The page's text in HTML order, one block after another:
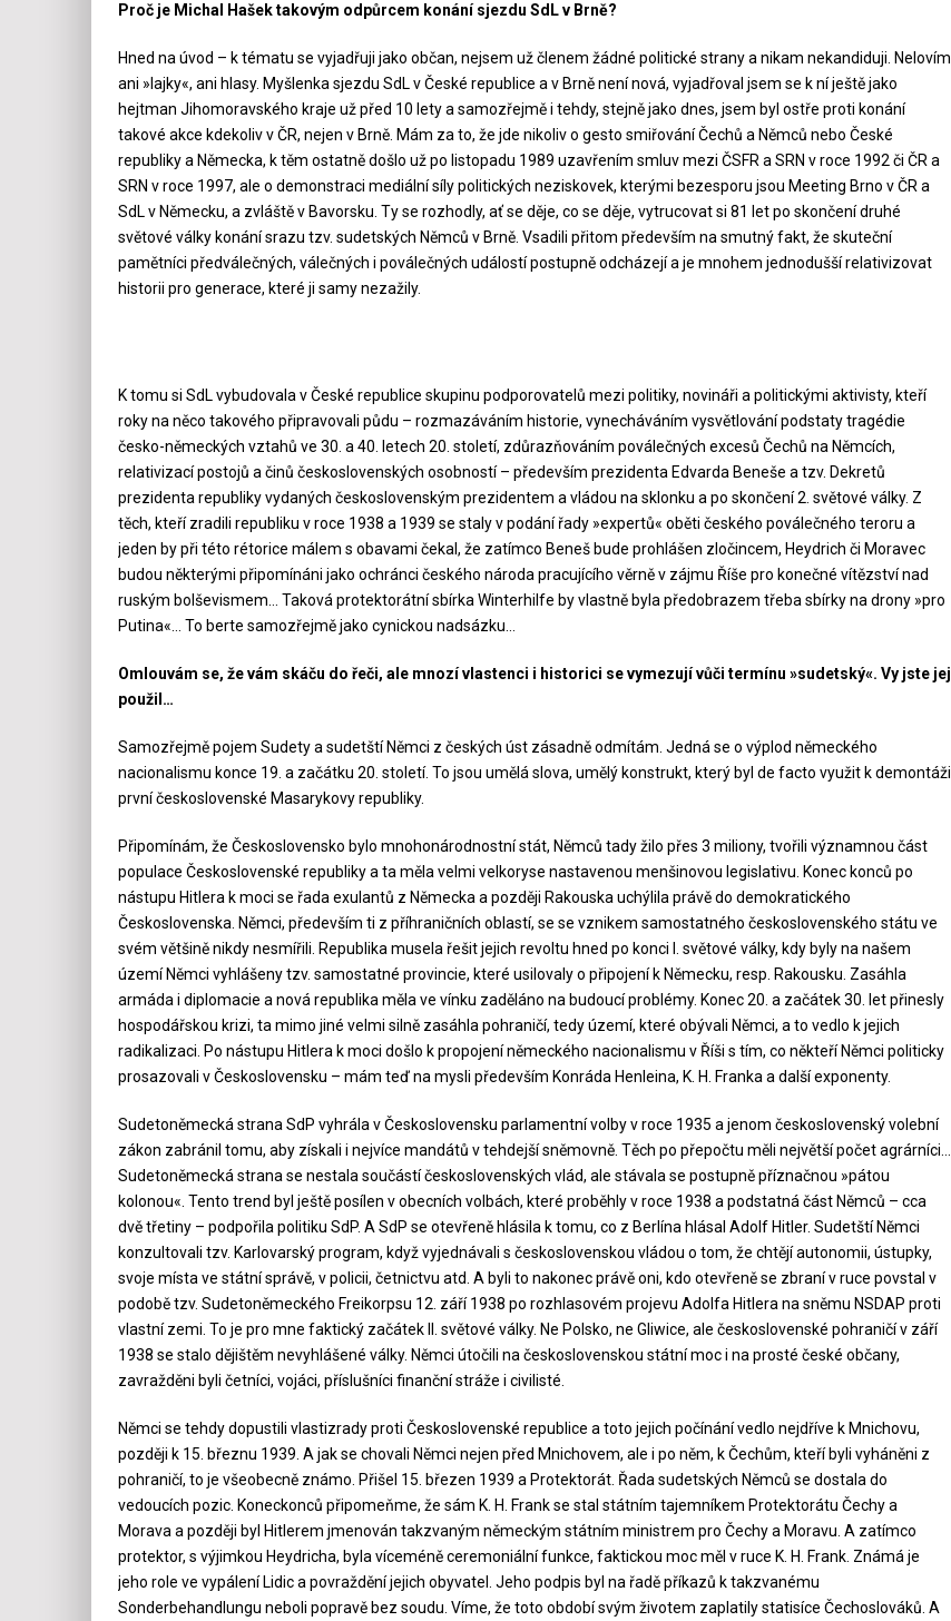
Proč je Michal Hašek takovým odpůrcem konání sjezdu SdL v Brně?
Hned na úvod – k tématu se vyjadřuji jako občan, nejsem už členem žádné politické strany a nikam nekandiduji. Nelovím
ani »lajky«, ani hlasy. Myšlenka sjezdu SdL v České republice a v Brně není nová, vyjadřoval jsem se k ní ještě jako
hejtman Jihomoravského kraje už před 10 lety a samozřejmě i tehdy, stejně jako dnes, jsem byl ostře proti konání
takové akce kdekoliv v ČR, nejen v Brně. Mám za to, že jde nikoliv o gesto smiřování Čechů a Němců nebo České
republiky a Německa, k těm ostatně došlo už po listopadu 1989 uzavřením smluv mezi ČSFR a SRN v roce 1992 či ČR a
SRN v roce 1997, ale o demonstraci mediální síly politických neziskovek, kterými bezesporu jsou Meeting Brno v ČR a
SdL v Německu, a zvláště v Bavorsku. Ty se rozhodly, ať se děje, co se děje, vytrucovat si 81 let po skončení druhé
světové války konání srazu tzv. sudetských Němců v Brně. Vsadili přitom především na smutný fakt, že skuteční
pamětníci předválečných, válečných i poválečných událostí postupně odcházejí a je mnohem jednodušší relativizovat
historii pro generace, které ji samy nezažily.
K tomu si SdL vybudovala v České republice skupinu podporovatelů mezi politiky, novináři a politickými aktivisty, kteří
roky na něco takového připravovali půdu – rozmazáváním historie, vynecháváním vysvětlování podstaty tragédie
česko-německých vztahů ve 30. a 40. letech 20. století, zdůrazňováním poválečných excesů Čechů na Němcích,
relativizací postojů a činů československých osobností – především prezidenta Edvarda Beneše a tzv. Dekretů
prezidenta republiky vydaných československým prezidentem a vládou na sklonku a po skončení 2. světové války. Z
těch, kteří zradili republiku v roce 1938 a 1939 se staly v podání řady »expertů« oběti českého poválečného teroru a
jeden by při této rétorice málem s obavami čekal, že zatímco Beneš bude prohlášen zločincem, Heydrich či Moravec
budou některými připomínáni jako ochránci českého národa pracujícího věrně v zájmu Říše pro konečné vítězství nad
ruským bolševismem… Taková protektorátní sbírka Winterhilfe by vlastně byla předobrazem třeba sbírky na drony »pro
Putina«… To berte samozřejmě jako cynickou nadsázku…
Omlouvám se, že vám skáču do řeči, ale mnozí vlastenci i historici se vymezují vůči termínu »sudetský«. Vy jste jej
použil…
Samozřejmě pojem Sudety a sudetští Němci z českých úst zásadně odmítám. Jedná se o výplod německého
nacionalismu konce 19. a začátku 20. století. To jsou umělá slova, umělý konstrukt, který byl de facto využit k demontáži
první československé Masarykovy republiky.
Připomínám, že Československo bylo mnohonárodnostní stát, Němců tady žilo přes 3 miliony, tvořili významnou část
populace Československé republiky a ta měla velmi velkoryse nastavenou menšinovou legislativu. Konec konců po
nástupu Hitlera k moci se řada exulantů z Německa a později Rakouska uchýlila právě do demokratického
Československa. Němci, především ti z příhraničních oblastí, se se vznikem samostatného československého státu ve
svém většině nikdy nesmířili. Republika musela řešit jejich revoltu hned po konci I. světové války, kdy byly na našem
území Němci vyhlášeny tzv. samostatné provincie, které usilovaly o připojení k Německu, resp. Rakousku. Zasáhla
armáda i diplomacie a nová republika měla ve vínku zaděláno na budoucí problémy. Konec 20. a začátek 30. let přinesly
hospodářskou krizi, ta mimo jiné velmi silně zasáhla pohraničí, tedy území, které obývali Němci, a to vedlo k jejich
radikalizaci. Po nástupu Hitlera k moci došlo k propojení německého nacionalismu v Říši s tím, co někteří Němci politicky
prosazovali v Československu – mám teď na mysli především Konráda Henleina, K. H. Franka a další exponenty.
Sudetoněmecká strana SdP vyhrála v Československu parlamentní volby v roce 1935 a jenom československý volební
zákon zabránil tomu, aby získali i nejvíce mandátů v tehdejší sněmovně. Těch po přepočtu měli největší počet agrárníci…
Sudetoněmecká strana se nestala součástí československých vlád, ale stávala se postupně příznačnou »pátou
kolonou«. Tento trend byl ještě posílen v obecních volbách, které proběhly v roce 1938 a podstatná část Němců – cca
dvě třetiny – podpořila politiku SdP. A SdP se otevřeně hlásila k tomu, co z Berlína hlásal Adolf Hitler. Sudetští Němci
konzultovali tzv. Karlovarský program, když vyjednávali s československou vládou o tom, že chtějí autonomii, ústupky,
svoje místa ve státní správě, v policii, četnictvu atd. A byli to nakonec právě oni, kdo otevřeně se zbraní v ruce povstal v
podobě tzv. Sudetoněmeckého Freikorpsu 12. září 1938 po rozhlasovém projevu Adolfa Hitlera na sněmu NSDAP proti
vlastní zemi. To je pro mne faktický začátek II. světové války. Ne Polsko, ne Gliwice, ale československé pohraničí v září
1938 se stalo dějištěm nevyhlášené války. Němci útočili na československou státní moc i na prosté české občany,
zavražděni byli četníci, vojáci, příslušníci finanční stráže i civilisté.
Němci se tehdy dopustili vlastizrady proti Československé republice a toto jejich počínání vedlo nejdříve k Mnichovu,
později k 15. březnu 1939. A jak se chovali Němci nejen před Mnichovem, ale i po něm, k Čechům, kteří byli vyháněni z
pohraničí, to je všeobecně známo. Přišel 15. březen 1939 a Protektorát. Řada sudetských Němců se dostala do
vedoucích pozic. Koneckonců připomeňme, že sám K. H. Frank se stal státním tajemníkem Protektorátu Čechy a
Morava a později byl Hitlerem jmenován takzvaným německým státním ministrem pro Čechy a Moravu. A zatímco
protektor, s výjimkou Heydricha, byla víceméně ceremoniální funkce, faktickou moc měl v ruce K. H. Frank. Známá je
jeho role ve vypálení Lidic a povraždění jejich obyvatel. Jeho podpis byl na řadě příkazů k takzvanému
Sonderbehandlungu neboli popravě bez soudu. Víme, že toto období svým životem zaplatily statisíce Čechoslováků. A